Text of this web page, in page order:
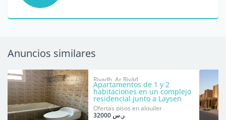
Anuncios similares
Riyadh, Ar Riyāḑ
Apartamentos de 1 y 2
habitaciones en un complejo
residencial junto a Laysen
Valley y la zona DQ.
Ofertas pisos en alquiler
ر.س 32000